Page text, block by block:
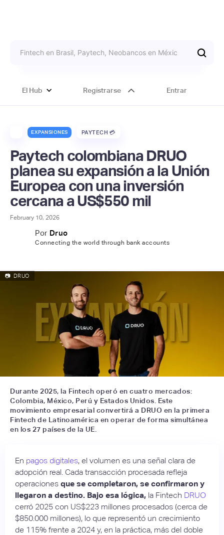
El Hub Registrarse Entrar
EXPANSIONES PAYTECH 💳
Paytech colombiana DRUO
planea su expansión a la Unión
Europea con una inversión
cercana a US$550 mil
February 10, 2026
Por Druo
Connecting the world through bank accounts
📷 DRUO
Durante 2025, la Fintech operó en cuatro mercados:
Colombia, México, Perú y Estados Unidos. Este
movimiento empresarial convertirá a DRUO en la primera
Fintech de Latinoamérica en operar de forma simultánea
en los 27 países de la UE.
En pagos digitales, el volumen es una señal clara de
adopción real. Cada transacción procesada refleja
operaciones que se completaron, se confirmaron y
llegaron a destino. Bajo esa lógica, la Fintech DRUO
cerró 2025 con US$223 millones procesados (cerca de
$850.000 millones), lo que representó un crecimiento
de 115% frente a 2024 y, en la práctica, más del doble